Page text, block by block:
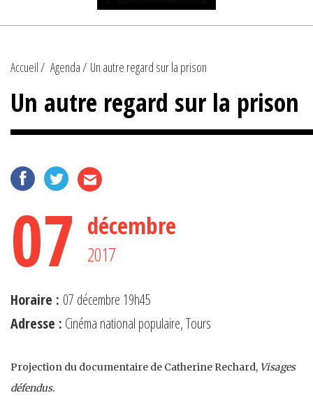
Accueil Agenda Un autre regard sur la prison
Un autre regard sur la prison
07 décembre
2017
Horaire : 07 décembre 19h45
Adresse : Cinéma national populaire, Tours
Projection du documentaire de Catherine Rechard, Visages
défendus.